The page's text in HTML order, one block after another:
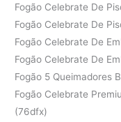
Fogão Celebrate De
Fogão Celebrate De
Fogão Celebrate De
Fogão Celebrate De
Fogão 5 Queimadores
Fogão Celebrate
(76dfx)